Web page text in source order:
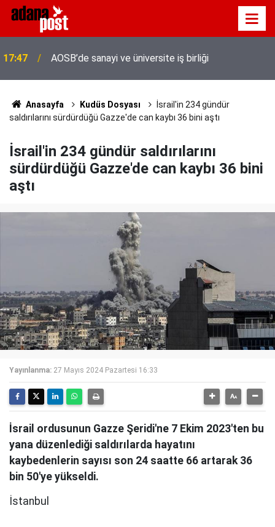
17:41
tepki gösterdi
Anasayfa Kudüs Dosyası
İsrail'in 234 gündür
saldırılarını sürdürdüğü Gazze'de can kaybı 36 bini aştı
İsrail'in 234 gündür saldırılarını
sürdürdüğü Gazze'de can kaybı 36 bini
aştı
Yayınlanma: 27 Mayıs 2024 Pazartesi 16:33
İsrail ordusunun Gazze Şeridi'ne 7 Ekim 2023'ten bu
yana düzenlediği saldırılarda hayatını
kaybedenlerin sayısı son 24 saatte 66 artarak 36
bin 50'ye yükseldi.
İstanbul